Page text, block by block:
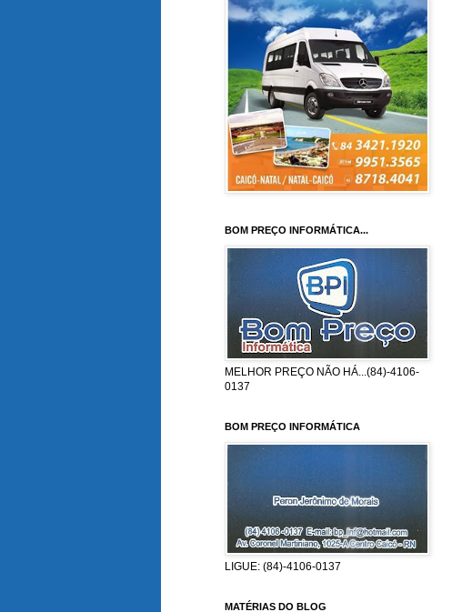
BOM PREÇO INFORMÁTICA...
MELHOR PREÇO NÃO HÁ...(84)-4106-
0137
BOM PREÇO INFORMÁTICA
LIGUE: (84)-4106-0137
MATÉRIAS DO BLOG